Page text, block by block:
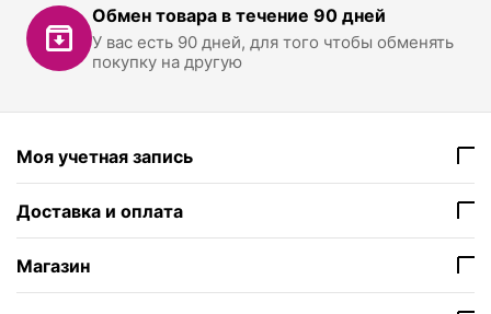
Обмен товара в течение 90 дней
У вас есть 90 дней, для того чтобы обменять
покупку на другую
Моя учетная запись
Доставка и оплата
Магазин